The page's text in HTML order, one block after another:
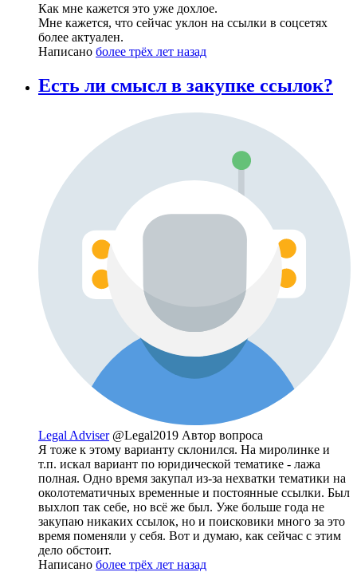
Как мне кажется это уже дохлое.
Мне кажется, что сейчас уклон на ссылки в соцсетях
более актуален.
Написано более трёх лет назад
Есть ли смысл в закупке ссылок?
Legal Adviser @Legal2019 Автор вопроса
Я тоже к этому варианту склонился. На миролинке и
т.п. искал вариант по юридической тематике - лажа
полная. Одно время закупал из-за нехватки тематики на
околотематичных временные и постоянные ссылки. Был
выхлоп так себе, но всё же был. Уже больше года не
закупаю никаких ссылок, но и поисковики много за это
время поменяли у себя. Вот и думаю, как сейчас с этим
дело обстоит.
Написано более трёх лет назад